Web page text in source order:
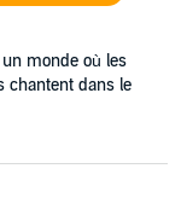
monde où les
chantent dans le